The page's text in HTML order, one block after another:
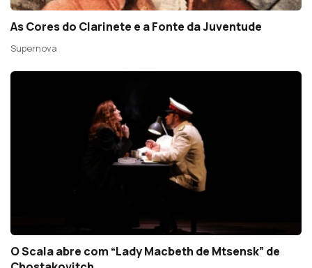
As Cores do Clarinete e a Fonte da Juventude
Supernova
O Scala abre com “Lady Macbeth de Mtsensk” de